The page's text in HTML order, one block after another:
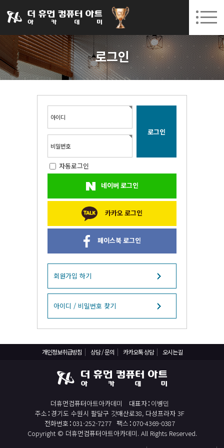
031-252-7277 수원캠퍼스 개강 08. 12.(수)
회원가입 고객센터
로그인
아이디
비밀번호
자동로그인
네이버 로그인
카카오 로그인
페이스북 로그인
회원가입 하기
아이디 / 비밀번호 찾기
개인정보취급방침 상담 / 문의 카카오톡 상담 오시는길
더휴먼컴퓨터아트아카데미 대표자 이병민
주소 경기도 수원시 팔달구 갓매산로38, 다성프라자 3F
전화번호 031-252-7277 팩스 070-4369-0387
Copyright © 더휴먼컴퓨터아트아카데미. All Rights Reserved.
아카데미소개
인사말
국비지원 무료교육
BIM 건축설계 및 실내건축설계(캐드(CAD),맥스(MAX),레빗(REVIT))실무자 양성과정
React, Veu 프레임워크 기반 프론트엔드 개발 양성 지원
반응형/웹퍼블리셔/프론트엔드 웹개발자(웹디자인)
자바(Java)기반 JSP/스프링 웹개발자(정보처리산업기사)(과정평가형)
디지털컨버전스 자바(JAVA)개발자(전자정부 프레임워크/SPRING)
전산세무회계 자격취득과정[전산회계1급/전산세무2급/FAT1급/TAT2급]
컴퓨터활용능력2급(필기+실기) 및 ITQ자격증 취득(한글,엑셀,파워포인트)
직업상담사 2급 (필기+실기) 자격증 취득과정
일러스트 자격증 취득과정(GTQi 1급)
전산회계 1급 / FAT 1급 자격증 취득과정
전산세무 2급 / TAT 2급 자격증 취득과정